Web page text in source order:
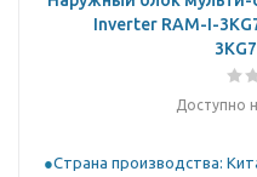
Inverter RAM-I-
Доступно
Страна производства: